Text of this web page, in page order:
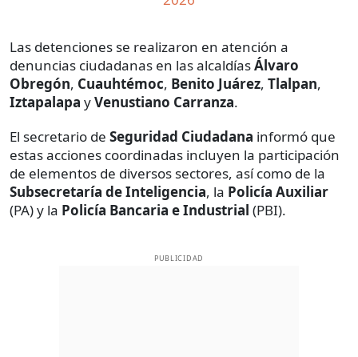
Las detenciones se realizaron en atención a
denuncias ciudadanas en las alcaldíasÁlvaro
Obregón, Cuauhtémoc, Benito Juárez, Tlalpan,
Iztapalapa yVenustiano Carranza.
El secretario de Seguridad Ciudadana informó que
estas acciones coordinadas incluyen la participación
de elementos de diversos sectores, así como de la
Subsecretaría de Inteligencia, la Policía Auxiliar
(PA) y la Policía Bancaria e Industrial (PBI).
PUBLICIDAD